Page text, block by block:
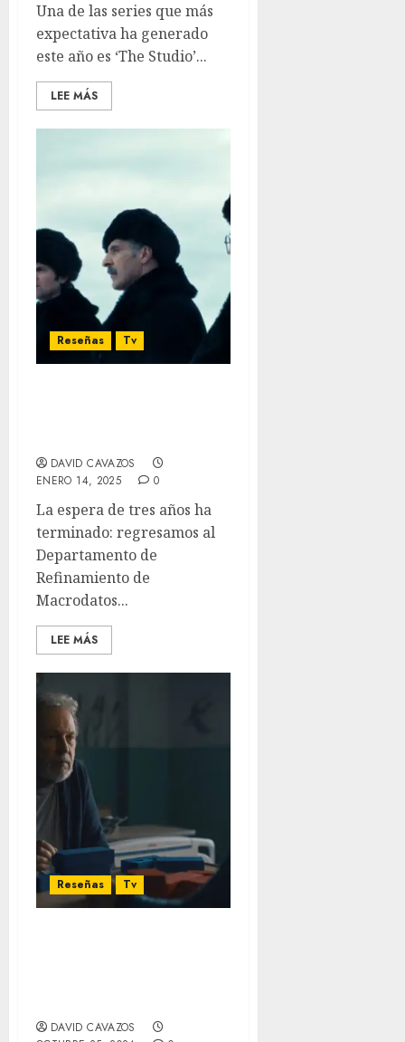
Una de las series que más
expectativa ha generado
este año es ‘The Studio’...
LEE MÁS
Reseñas Tv
DAVID CAVAZOS
ENERO 14, 2025
0
La espera de tres años ha
terminado: regresamos al
Departamento de
Refinamiento de
Macrodatos...
LEE MÁS
Reseñas Tv
DAVID CAVAZOS